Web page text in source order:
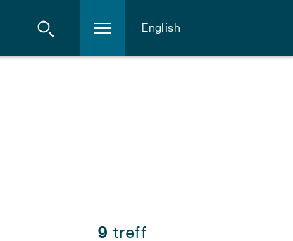
English
9 treff